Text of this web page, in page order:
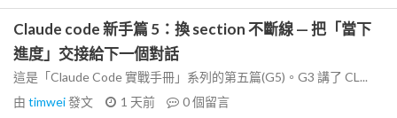
Claude code 新手篇 5：換 section 不斷線 — 把「當下
進度」交接給下一個對話
這是「Claude Code 實戰手冊」系列的第五篇(G5)。G3 講了 CL...
由 timwei發文 1 天前 0個留言